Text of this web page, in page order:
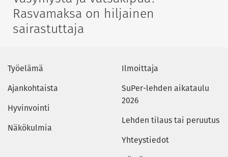
Rasvamaksa on hiljainen
sairastuttaja
Työelämä
Ajankohtaista
Hyvinvointi
Näkökulmia
Ilmoittaja
SuPer-lehden aikataulu
2026
Lehden tilaus tai peruutus
Yhteystiedot